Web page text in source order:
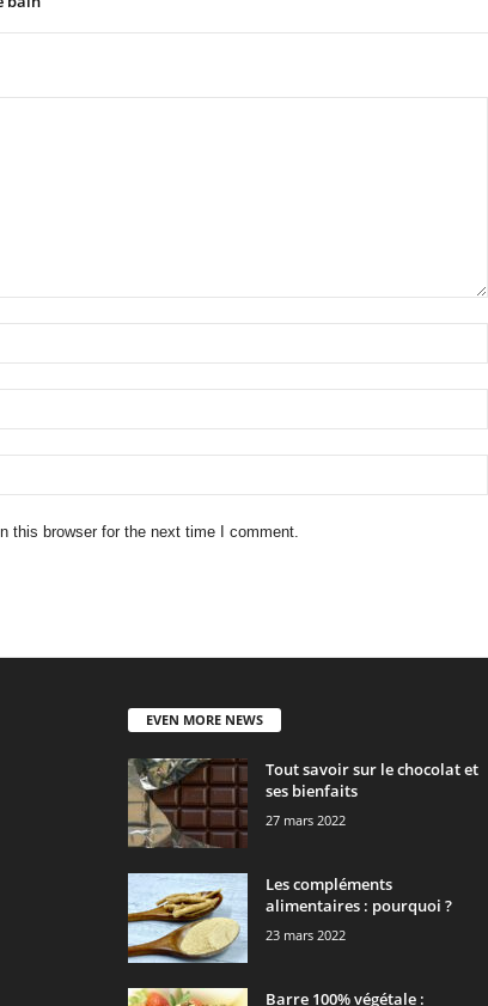
this browser for the next time I comment.
EVEN MORE NEWS
Tout savoir sur le chocolat et
ses bienfaits
27 mars 2022
Les compléments
alimentaires : pourquoi ?
23 mars 2022
Barre 100% végétale :